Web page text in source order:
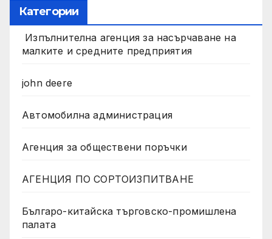
Категории
Изпълнителна агенция за насърчаване на
малките и средните предприятия
john deere
Автомобилна администрация
Агенция за обществени поръчки
АГЕНЦИЯ ПО СОРТОИЗПИТВАНЕ
Българо-китайска търговско-промишлена
палата